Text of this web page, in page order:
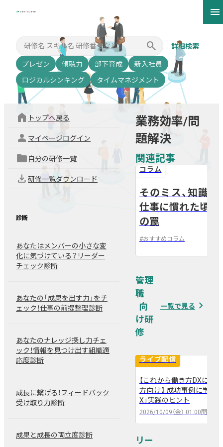
menu
search 詳細検索
プレゼン 傾聴力 部下育成
新入社員
ロジカルシンキング
タイムマネジメント
home トップへ戻る
person マイページログイン
folder 自分の研修一覧
download 研修一覧ダウンロード
診断
あなたはメンバーの小さな変
化に気づけている？リーダー
チェック診断
あなたの「成果を出す力」をチ
ェック！仕事の前提整理診断
あなたのナレッジ探し力チェ
ック！情報を見つけ出す組織適
応度診断
成長に繋げる！フィードバック
受け取り力診断
成果と成長の両立度診断
業務効率/問
題解決
関連記事
arrow_back
コラム
そのミス、知識
仕事に慣れた頃ほ
の罠
#おすすめコラム
arrow_forward
管理
職
一覧で見る navigate_next
arrow_back
ライブ配信
【これから働き方DXに取
方向け】 成功事例に学ぶ！
X」実践のヒント
2026/10/09（金） 01:00 開催
arrow_forward
リー